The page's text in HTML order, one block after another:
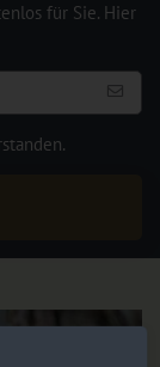
für Sie. Hier